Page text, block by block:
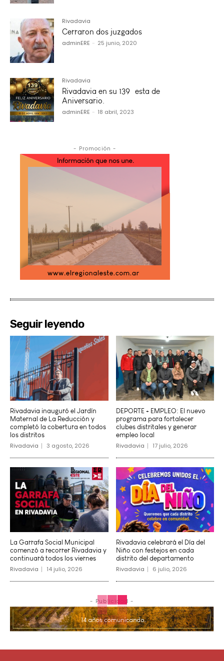
Rivadavia
Cerraron dos juzgados
adminERE - 25 junio, 2020
Rivadavia
Rivadavia en su 139º esta de
Aniversario.
adminERE - 18 abril, 2023
- Promoción -
Seguir leyendo
Rivadavia inauguró el Jardín
Maternal de La Reducción y
completó la cobertura en todos
los distritos
Rivadavia 3 agosto, 2026
DEPORTE + EMPLEO: El nuevo
programa para fortalecer
clubes distritales y generar
empleo local
Rivadavia 17 julio, 2026
La Garrafa Social Municipal
comenzó a recorrer Rivadavia y
continuará todos los viernes
Rivadavia 14 julio, 2026
Rivadavia celebrará el Día del
Niño con festejos en cada
distrito del departamento
Rivadavia 6 julio, 2026
- Publicidad -